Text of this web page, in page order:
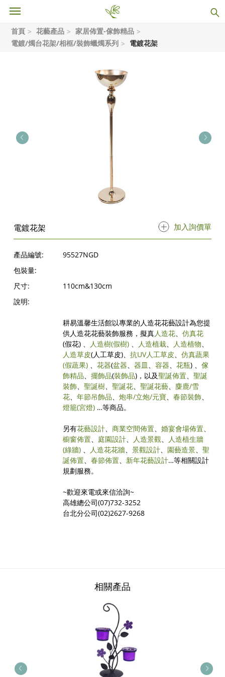
首頁 花藝產品
家居佈置-傢飾精品
電鍍/燭台花架/相框/裝飾蠟燭系列
電鍍花架
電鍍花架 加入詢價單
產品編號:
95527NGD
包裝量:
尺寸:
110cm&130cm
說明:
耕易溫馨生活館以專業的人造花花藝設計為您提
供人造花花藝裝飾服務，擬真人造花、仿真花
(假花) 、 人造樹(假樹) 、 人造植栽、 人造植物、
人造草皮(人工草皮)、抗UV人工草皮、仿真蔬果
(假蔬果) 、花器(盆器、器皿、容器、花瓶) 、傢
飾精品、擺飾品(裝飾品)，以及聖誕佈置、聖誕
裝飾、聖誕樹、聖誕花、聖誕花藝、 麋鹿/雪
花、年節吊飾品、炮串/立炮/元寶、春節裝飾、
燈籠(宮燈) …等商品。
另有花藝設計、商業空間佈置、婚宴會場佈置、
櫥窗佈置、 庭園設計、 人造景觀、 人造植生牆
(綠牆) 、 人造花花牆、景觀設計、 園藝造景、聖
誕佈置、春節佈置、 新年花藝設計…等相關設計
規劃服務。
~歡迎來電或來信洽詢~
高雄總公司(07)732-3252
台北分公司(02)2627-9268
相關產品